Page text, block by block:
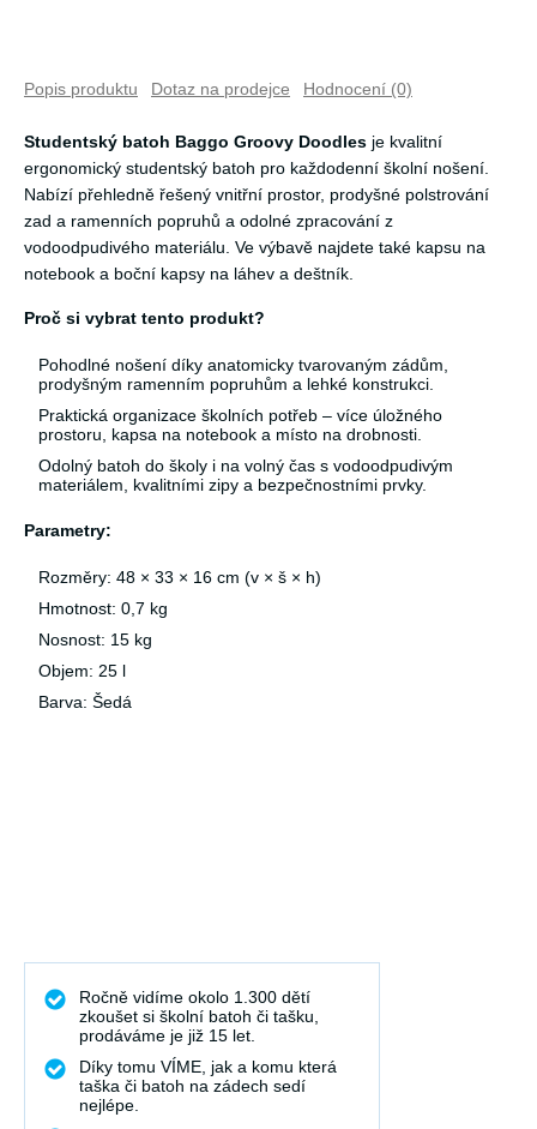
Popis produktu Dotaz na prodejce Hodnocení (0)
Studentský batoh Baggo Groovy Doodles je kvalitní
ergonomický studentský batoh pro každodenní školní nošení.
Nabízí přehledně řešený vnitřní prostor, prodyšné polstrování
zad a ramenních popruhů a odolné zpracování z
vodoodpudivého materiálu. Ve výbavě najdete také kapsu na
notebook a boční kapsy na láhev a deštník.
Proč si vybrat tento produkt?
Pohodlné nošení díky anatomicky tvarovaným zádům,
prodyšným ramenním popruhům a lehké konstrukci.
Praktická organizace školních potřeb – více úložného
prostoru, kapsa na notebook a místo na drobnosti.
Odolný batoh do školy i na volný čas s vodoodpudivým
materiálem, kvalitními zipy a bezpečnostními prvky.
Parametry:
Rozměry: 48 × 33 × 16 cm (v × š × h)
Hmotnost: 0,7 kg
Nosnost: 15 kg
Objem: 25 l
Barva: Šedá
Ročně vidíme okolo 1.300 dětí
zkoušet si školní batoh či tašku,
prodáváme je již 15 let.
Díky tomu VÍME, jak a komu která
taška či batoh na zádech sedí
nejlépe.